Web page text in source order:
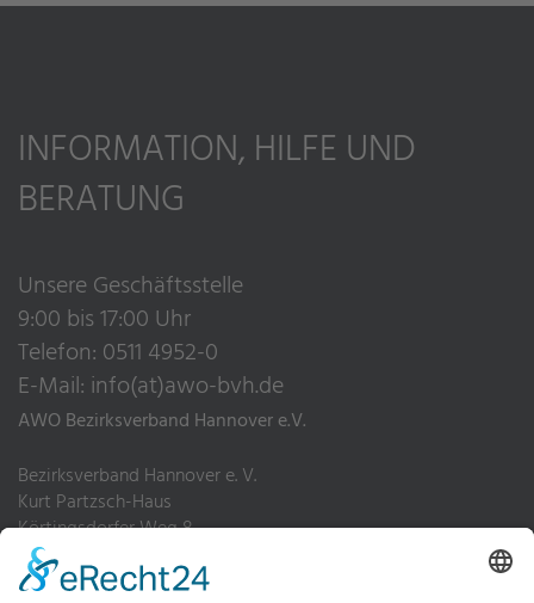
INFORMATION, HILFE UND
BERATUNG
Unsere Geschäftsstelle
9:00 bis 17:00 Uhr
Telefon: 0511 4952-0
E-Mail: info(at)awo-bvh.de
AWO Bezirksverband Hannover e.V.
Bezirksverband Hannover e. V.
Kurt Partzsch-Haus
Körtingsdorfer Weg 8
30455 Hannover